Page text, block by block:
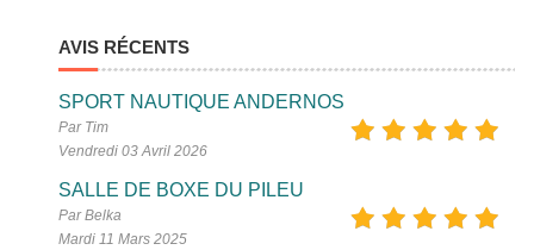
AVIS RÉCENTS
SPORT NAUTIQUE ANDERNOS
Par Tim
Vendredi 03 Avril 2026
SALLE DE BOXE DU PILEU
Par Belka
Mardi 11 Mars 2025